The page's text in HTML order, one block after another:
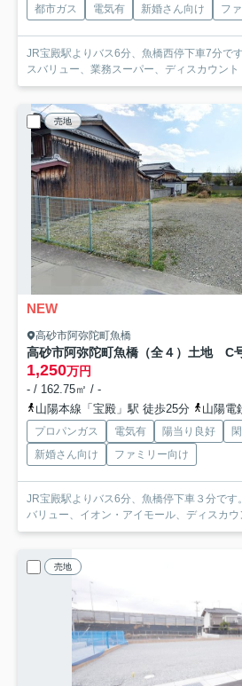
都市ガス 電気有 新婚さん向け フ
JR宝殿駅よりバス6分、魚橋西停下車7分で
スバリュー、業務スーパー、ディスカウン
売地
NEW
高砂市阿弥陀町魚橋
高砂市阿弥陀町魚橋（全４）土地 C
1,250万円
- / 162.75㎡ / -
山陽本線「宝殿」駅 徒歩25分
山陽電鉄
プロパンガス 電気有 陽当り良好
新婚さん向け
ファミリー向け
JR宝殿駅よりバス6分、魚橋停下車３分です
バリュー、イオン・アイモール、ディスカ
売地